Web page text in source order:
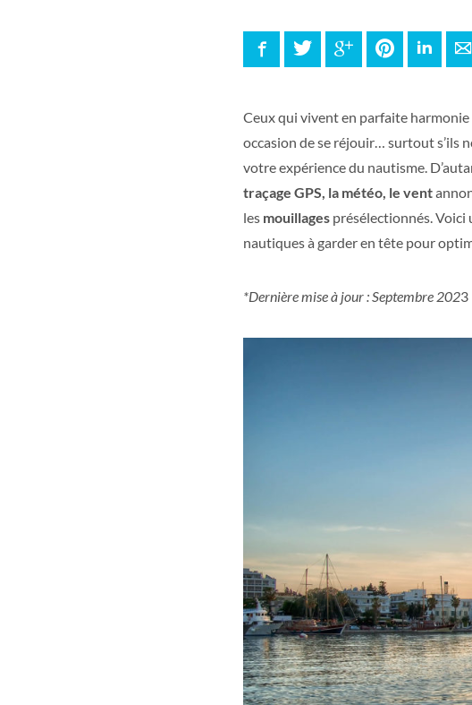
FacebookTwitter Google+ Pinterest
Ceux qui vivent en parfaite
occasion de se réjouir… surtout s’ils
votre expérience du nautisme.
traçage GPS, la météo, le vent
les mouillages présélectionnés. Voici
nautiques à garder en tête pour
*Dernière mise à jour : Septembre 2023